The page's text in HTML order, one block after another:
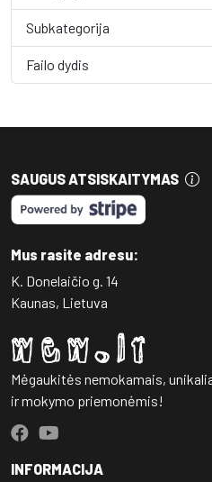
Subkategorija
Failo dydis
SAUGUS ATSISKAITYMAS
Mus rasite adresu:
K. Donelaičio g. 14
Kaunas, Lietuva
Mėgaukitės nemokamais,
ir mokymo priemonėmis!
INFORMACIJA